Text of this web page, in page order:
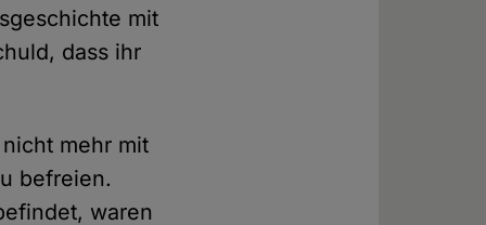
mit
dass ihr
mehr mit
befreien.
waren